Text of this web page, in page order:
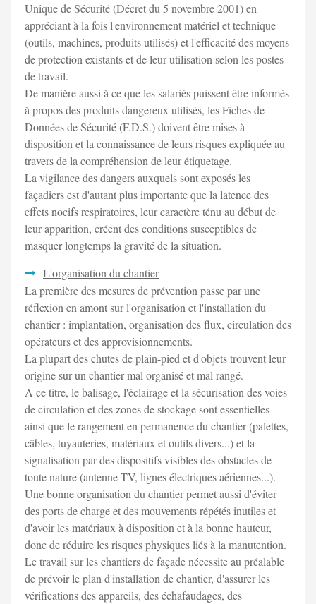
Unique de Sécurité (Décret du 5 novembre 2001) en
appréciant à la fois l'environnement matériel et technique
(outils, machines, produits utilisés) et l'efficacité des moyens
de protection existants et de leur utilisation selon les postes
de travail.
De manière aussi à ce que les salariés puissent être informés
à propos des produits dangereux utilisés, les Fiches de
Données de Sécurité (F.D.S.) doivent être mises à
disposition et la connaissance de leurs risques expliquée au
travers de la compréhension de leur étiquetage.
La vigilance des dangers auxquels sont exposés les
façadiers est d'autant plus importante que la latence des
effets nocifs respiratoires, leur caractère ténu au début de
leur apparition, créent des conditions susceptibles de
masquer longtemps la gravité de la situation.
L'organisation du chantier
La première des mesures de prévention passe par une
réflexion en amont sur l'organisation et l'installation du
chantier : implantation, organisation des flux, circulation des
opérateurs et des approvisionnements.
La plupart des chutes de plain-pied et d'objets trouvent leur
origine sur un chantier mal organisé et mal rangé.
A ce titre, le balisage, l'éclairage et la sécurisation des voies
de circulation et des zones de stockage sont essentielles
ainsi que le rangement en permanence du chantier (palettes,
câbles, tuyauteries, matériaux et outils divers...) et la
signalisation par des dispositifs visibles des obstacles de
toute nature (antenne TV, lignes électriques aériennes...).
Une bonne organisation du chantier permet aussi d'éviter
des ports de charge et des mouvements répétés inutiles et
d'avoir les matériaux à disposition et à la bonne hauteur,
donc de réduire les risques physiques liés à la manutention.
Le travail sur les chantiers de façade nécessite au préalable
de prévoir le plan d'installation de chantier, d'assurer les
vérifications des appareils, des échafaudages, des